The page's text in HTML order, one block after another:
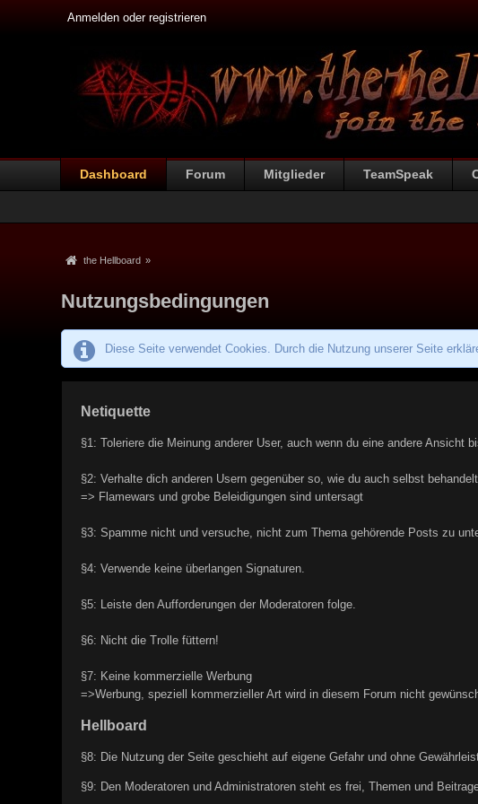
Anmelden oder registrieren
Dashboard Forum Mitglieder TeamSpeak
the Hellboard »
Nutzungsbedingungen
Diese Seite verwendet Cookies. Durch die Nutzung unserer Seite
Netiquette
§1: Toleriere die Meinung anderer User, auch wenn du eine andere Ansicht
§2: Verhalte dich anderen Usern gegenüber so, wie du auch selbst
=> Flamewars und grobe Beleidigungen sind untersagt
§3: Spamme nicht und versuche, nicht zum Thema gehörende Posts zu
§4: Verwende keine überlangen Signaturen.
§5: Leiste den Aufforderungen der Moderatoren folge.
§6: Nicht die Trolle füttern!
§7: Keine kommerzielle Werbung
=>Werbung, speziell kommerzieller Art wird in diesem Forum nicht
Hellboard
§8: Die Nutzung der Seite geschieht auf eigene Gefahr und ohne
§9: Den Moderatoren und Administratoren steht es frei, Themen und